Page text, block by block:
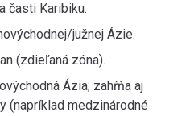
časti Karibiku.
južnej Ázie.
(zdieľaná zóna).
Ázia; zahŕňa aj
(napríklad medzinárodné